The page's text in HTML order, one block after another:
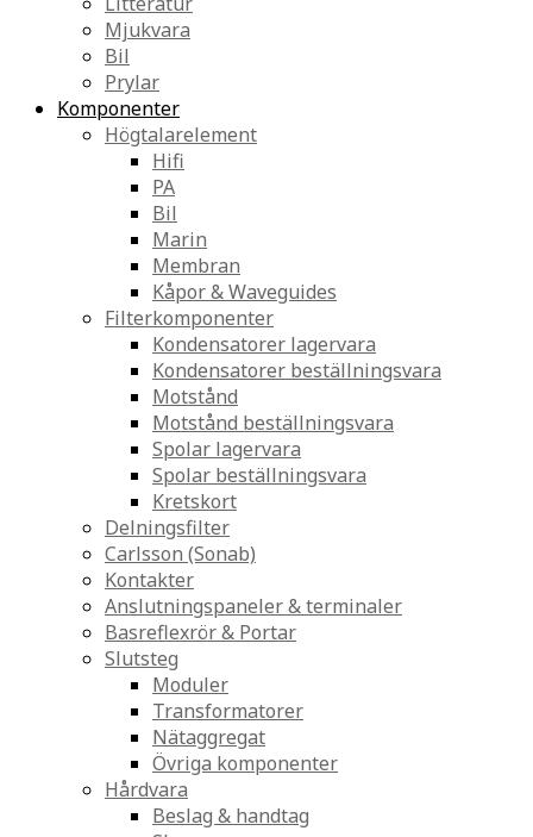
Mjukvara
Bil
Prylar
Komponenter
Högtalarelement
Hifi
PA
Bil
Marin
Membran
Kåpor & Waveguides
Filterkomponenter
Kondensatorer lagervara
Kondensatorer beställningsvara
Motstånd
Motstånd beställningsvara
Spolar lagervara
Spolar beställningsvara
Kretskort
Delningsfilter
Carlsson (Sonab)
Kontakter
Anslutningspaneler & terminaler
Basreflexrör & Portar
Slutsteg
Moduler
Transformatorer
Nätaggregat
Övriga komponenter
Hårdvara
Beslag & handtag